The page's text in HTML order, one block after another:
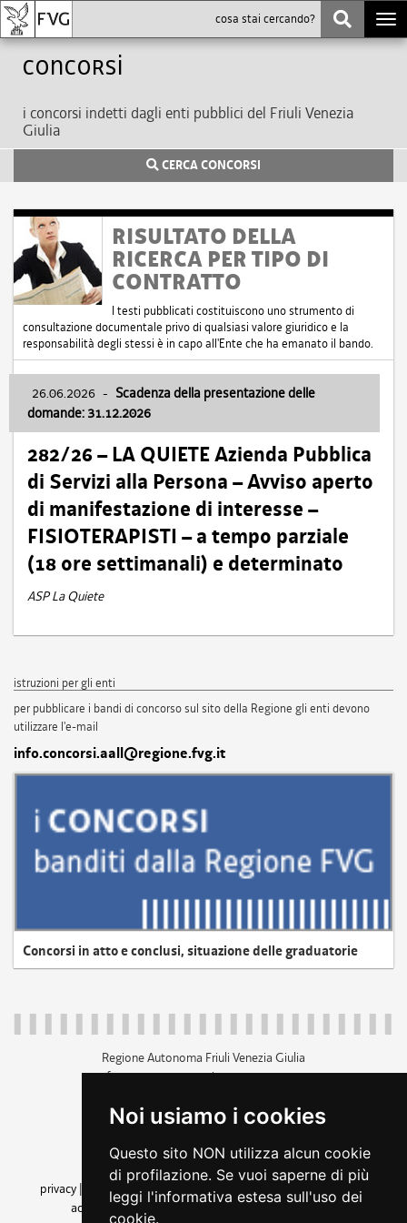
Noi usiamo i cookies
Questo sito NON utilizza alcun cookie
di profilazione. Se vuoi saperne di più
leggi l'informativa estesa sull'uso dei
cookie.
Concorsi
i concorsi indetti dagli enti pubblici del Friuli Venezia
Giulia
CERCA CONCORSI
RISULTATO DELLA
RICERCA PER TIPO DI
CONTRATTO
I testi pubblicati costituiscono uno strumento di
consultazione documentale privo di qualsiasi valore giuridico e la
responsabilità degli stessi è in capo all'Ente che ha emanato il bando.
26.06.2026 - Scadenza della presentazione delle
domande: 31.12.2026
282/26 – LA QUIETE Azienda Pubblica
di Servizi alla Persona – Avviso aperto
di manifestazione di interesse –
FISIOTERAPISTI – a tempo parziale
(18 ore settimanali) e determinato
ASP La Quiete
istruzioni per gli enti
per pubblicare i bandi di concorso sul sito della Regione gli enti devono
utilizzare l'e-mail
info.concorsi.aall@regione.fvg.it
Concorsi in atto e conclusi, situazione delle graduatorie
Regione Autonoma Friuli Venezia Giulia
c.f. 80014930327; p.iva 00526040324
+39 040 3771111
amministrazione trasparente
privacy
cookie |note legali accessibilità
dichiarazione di
accessibilità| feedback cambio preferenze cookie